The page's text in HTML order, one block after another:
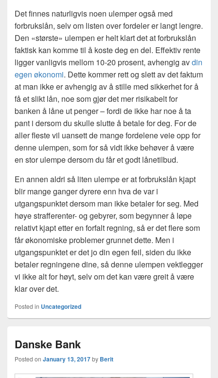
Det finnes naturligvis noen ulemper også med
forbrukslån, selv om listen over fordeler er langt lengre.
Den «største» ulempen er helt klart det at forbrukslån
faktisk kan komme til å koste deg en del. Effektiv rente
ligger vanligvis mellom 10-20 prosent, avhengig avdin
egen økonomi. Dette kommer rett og slett av det faktum
at man ikke er avhengig av å stille med sikkerhet for å
få et slikt lån, noe som gjør det mer risikabelt for
banken å låne ut penger – fordi de ikke har noe å ta
pant i dersom du skulle slutte å betale for deg. For de
aller fleste vil uansett de mange fordelene veie opp for
denne ulempen, som for så vidt ikke behøver å være
en stor ulempe dersom du får et godt lånetilbud.
En annen aldri så liten ulempe er at forbrukslån kjapt
blir mange ganger dyrere enn hva de var i
utgangspunktet dersom man ikke betaler for seg. Med
høye strafferenter- og gebyrer, som begynner å løpe
relativt kjapt etter en forfalt regning, så er det flere som
får økonomiske problemer grunnet dette. Men i
utgangspunktet er det jo din egen feil, siden du ikke
betaler regningene dine, så denne ulempen vektlegger
vi ikke alt for høyt, selv om det kan være greit å være
klar over det.
Posted in Uncategorized
Danske Bank
Posted on January 13, 2017by Berit